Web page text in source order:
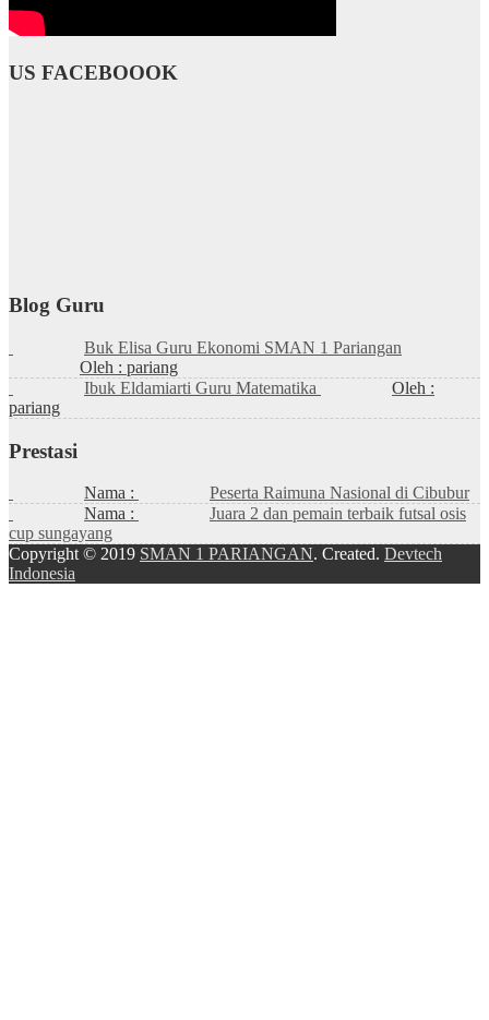
US FACEBOOOK
Blog Guru
Buk Elisa Guru Ekonomi SMAN 1 Pariangan
Oleh : pariang
Ibuk Eldamiarti Guru Matematika
Oleh :
pariang
Prestasi
Nama :
Peserta Raimuna Nasional di Cibubur
Nama :
Juara 2 dan pemain terbaik futsal osis
cup sungayang
Copyright © 2019 SMAN 1 PARIANGAN. Created. Devtech
Indonesia